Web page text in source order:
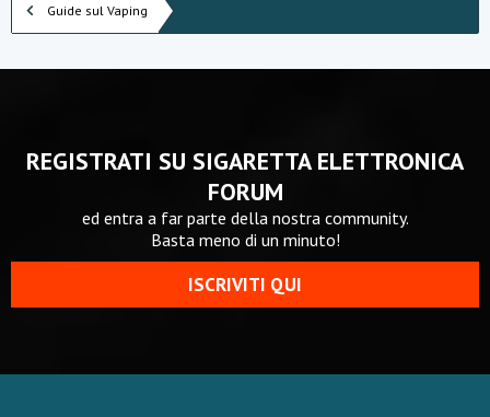
Guide sul Vaping
REGISTRATI SU SIGARETTA ELETTRONICA
FORUM
ed entra a far parte della nostra community.
Basta meno di un minuto!
ISCRIVITI QUI